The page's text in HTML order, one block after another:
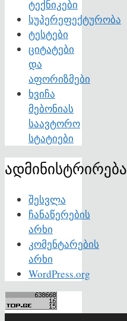
ტექნიკები
სუპერეფექტურობა
ტესტები
ციტატები
და
აფორიზმები
ხვიჩა
მებონიას
საავტორო
სტატიები
ადმინისტრირება
შესვლა
ჩანაწერების
არხი
კომენტარების
არხი
WordPress.org